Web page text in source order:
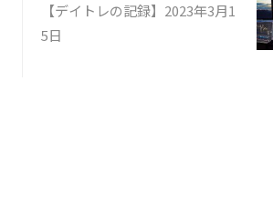
【デイトレの記録】2023年3月1
5日